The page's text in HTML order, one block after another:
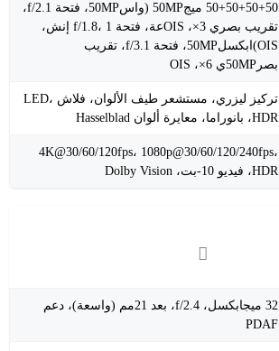
50+50+50+50 ميج50MP (واس50MP، فتحة f/2.1،
تقريب بصري 3×، OISعة، فتحة f/1.8، 1 إنش،
OIS)ابكسل50MP، فتحة f/3.1، تقريب
بصر50MPي 6×، OIS
تركيز ليزري، مستشعر طيف الألوان، فلاش LED،
HDR، بانوراما، معايرة ألوان Hasselblad
‎4K@30/60/120fps‎، ‎1080p@30/60/120/240fps‎،
HDR، فيديو 10-بت، Dolby Vision
32 ميجابكسل، f/2.4، بعد 21مم (واسعة)، دعم
PDAF